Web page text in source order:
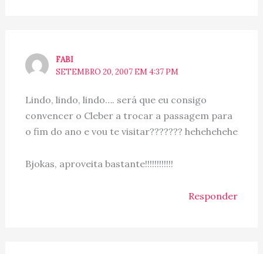
FABI
SETEMBRO 20, 2007 EM 4:37 PM
Lindo, lindo, lindo…. será que eu consigo
convencer o Cleber a trocar a passagem para
o fim do ano e vou te visitar??????? hehehehehe
Bjokas, aproveita bastante!!!!!!!!!!!!
Responder